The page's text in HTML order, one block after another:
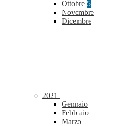
Ottobre 5
Novembre
Dicembre
2021
Gennaio
Febbraio
Marzo